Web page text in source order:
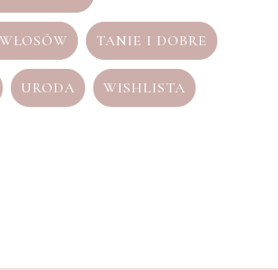
TANIE I DOBRE
URODA WISHLISTA